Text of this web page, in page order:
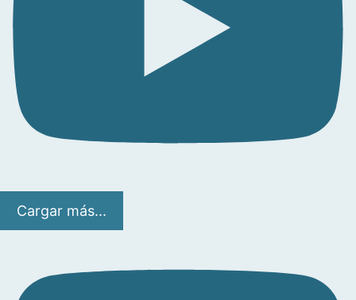
Cargar más...